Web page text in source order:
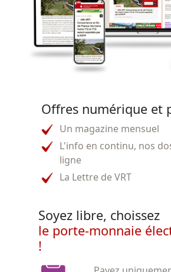
Offres numérique et
Un magazine mensuel
L'info en continu, nos
ligne
La Lettre de VRT
Soyez libre, choissez
le porte-monnaie
!